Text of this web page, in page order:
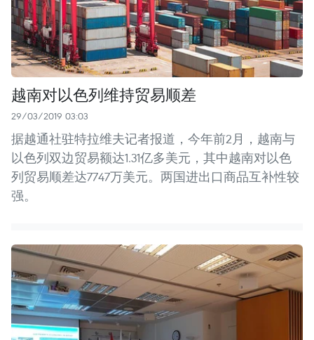
越南对以色列维持贸易顺差
29/03/2019 03:03
据越通社驻特拉维夫记者报道，今年前2月，越南与
以色列双边贸易额达1.31亿多美元，其中越南对以色
列贸易顺差达7747万美元。两国进出口商品互补性较
强。